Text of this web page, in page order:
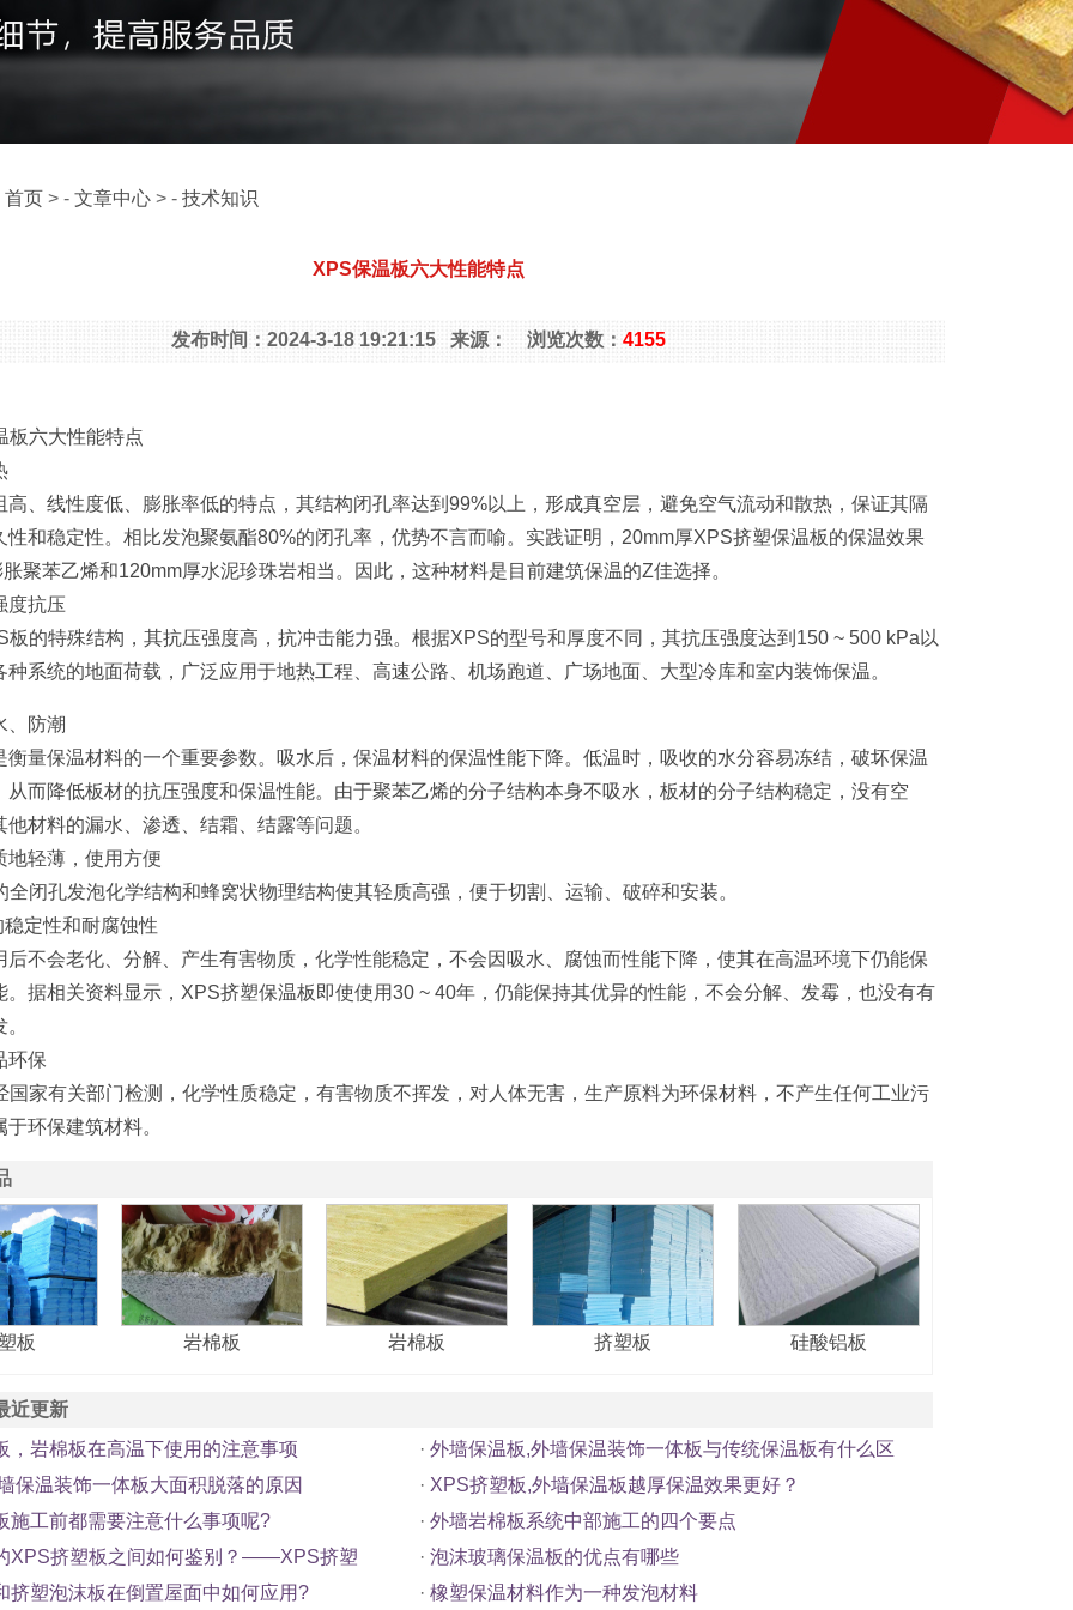
首页 > - 文章中心 > - 技术知识
XPS保温板六大性能特点
发布时间：2024-3-18 19:21:15 来源： 浏览次数： 4155
六大性能特点
线性度低、膨胀率低的特点，其结构闭孔率达到99%以上，形成真空层，避免空气流动和散热，保证其隔
性和稳定性。相比发泡聚氨酯80%的闭孔率，优势不言而喻。实践证明，20mm厚XPS挤塑保温板的保温效果
聚苯乙烯和120mm厚水泥珍珠岩相当。因此，这种材料是目前建筑保温的Z佳选择。
抗压
特殊结构，其抗压强度高，抗冲击能力强。根据XPS的型号和厚度不同，其抗压强度达到150 ~ 500 kPa以
种系统的地面荷载，广泛应用于地热工程、高速公路、机场跑道、广场地面、大型冷库和室内装饰保温。
防潮
保温材料的一个重要参数。吸水后，保温材料的保温性能下降。低温时，吸收的水分容易冻结，破坏保温
从而降低板材的抗压强度和保温性能。由于聚苯乙烯的分子结构本身不吸水，板材的分子结构稳定，没有空
他材料的漏水、渗透、结霜、结露等问题。
薄，使用方便
孔发泡化学结构和蜂窝状物理结构使其轻质高强，便于切割、运输、破碎和安装。
性和耐腐蚀性
会老化、分解、产生有害物质，化学性能稳定，不会因吸水、腐蚀而性能下降，使其在高温环境下仍能保
。据相关资料显示，XPS挤塑保温板即使使用30 ~ 40年，仍能保持其优异的性能，不会分解、发霉，也没有有
保
有关部门检测，化学性质稳定，有害物质不挥发，对人体无害，生产原料为环保材料，不产生任何工业污
环保建筑材料。
板 岩棉板 岩棉板 挤塑板 硅酸铝板
近更新
，岩棉板在高温下使用的注意事项
· 外墙保温板,外墙保温装饰一体板与传统保温板有什么区
保温装饰一体板大面积脱落的原因
· XPS挤塑板,外墙保温板越厚保温效果更好？
施工前都需要注意什么事项呢?
· 外墙岩棉板系统中部施工的四个要点
XPS挤塑板之间如何鉴别？——XPS挤塑
· 泡沫玻璃保温板的优点有哪些
挤塑泡沫板在倒置屋面中如何应用?
· 橡塑保温材料作为一种发泡材料